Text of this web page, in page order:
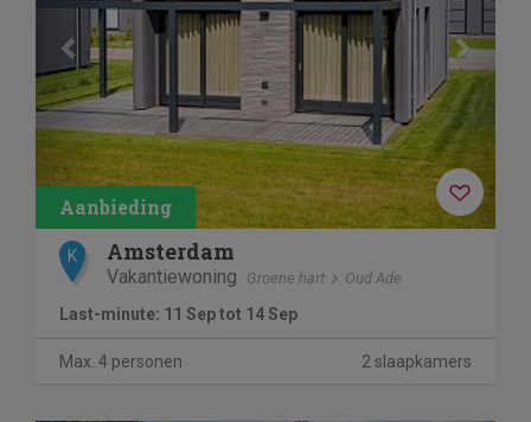
K Amsterdam
Vakantiewoning Groene hart Oud Ade
Last-minute: 11 Sep tot 14 Sep
Max. 4 personen 2 slaapkamers